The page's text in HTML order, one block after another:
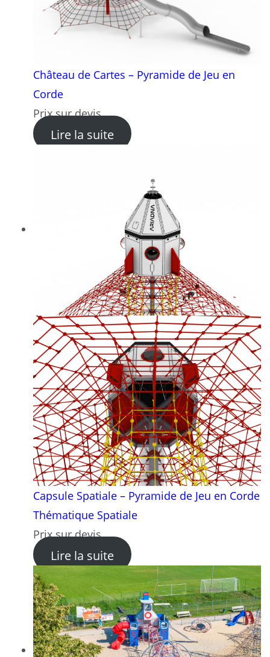
Château de Cartes – Pyramide de Jeu en
Corde
Prix sur devis
Lire la suite: Château de Cartes –
Capsule Spatiale – Pyramide de Jeu en Corde
Thématique Spatiale
Prix sur devis
Lire la suite: Capsule Spatiale –